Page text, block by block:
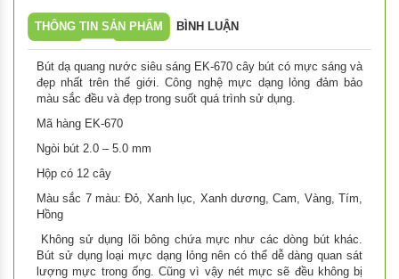
THÔNG TIN SẢN PHẨM BÌNH LUẬN
Bút dạ quang nước siêu sáng EK-670 cây bút có mực sáng và
đẹp nhất trên thế giới. Công nghệ mực dạng lỏng đảm bảo
màu sắc đều và đẹp trong suốt quá trình sử dụng.
Mã hàng EK-670
Ngòi bút 2.0 – 5.0 mm
Hộp có 12 cây
Màu sắc 7 màu: Đỏ, Xanh lục, Xanh dương, Cam, Vàng, Tím,
Hồng
Không sử dụng lõi bông chứa mực như các dòng bút khác.
Bút sử dụng loại mực dạng lỏng nên có thể dễ dàng quan sát
lượng mực trong ống. Cũng vì vậy nét mực sẽ đều không bị